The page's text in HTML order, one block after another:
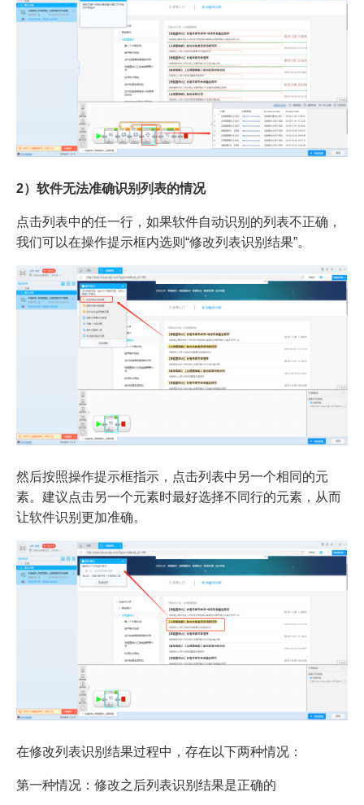
2）软件无法准确识别列表的情况
点击列表中的任一行，如果软件自动识别的列表不正确，
我们可以在操作提示框内选则“修改列表识别结果”。
然后按照操作提示框指示，点击列表中另一个相同的元
素。建议点击另一个元素时最好选择不同行的元素，从而
让软件识别更加准确。
在修改列表识别结果过程中，存在以下两种情况：
第一种情况：修改之后列表识别结果是正确的